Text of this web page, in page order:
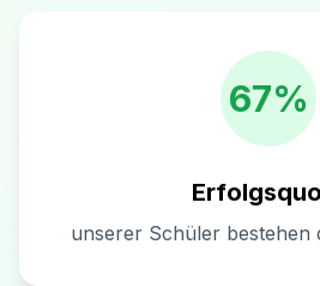
67%
unserer Schüler bestehen